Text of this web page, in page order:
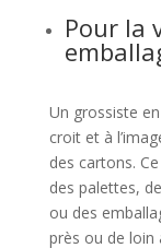
Pour la
Un grossiste
croit et à
des cartons.
des palettes,
ou des
près ou de loin